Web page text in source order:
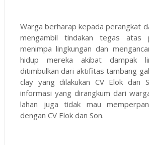
Warga berharap kepada perangkat
mengambil tindakan tegas atas
menimpa lingkungan dan
hidup mereka akibat dampak
ditimbulkan dari aktifitas tambang
clay yang dilakukan CV Elok dan
informasi yang dirangkum dari
lahan juga tidak mau
dengan CV Elok dan Son.